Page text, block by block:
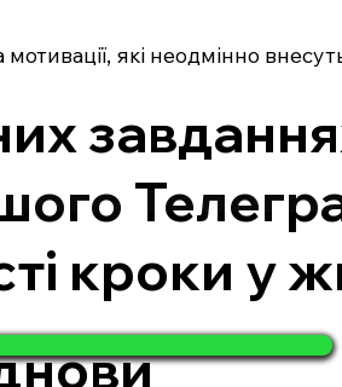
які неодмінно
кроки у